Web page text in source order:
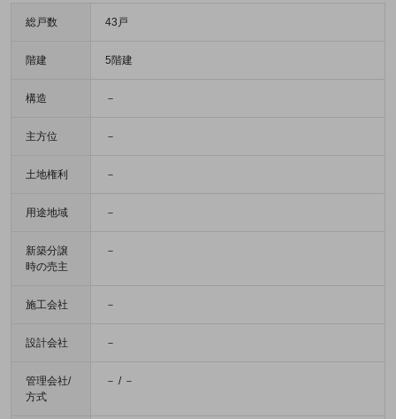
総戸数 43戸
階建 5階建
構造 －
主方位 －
土地権利 －
用途地域 －
新築分譲
時の売主
－
施工会社 －
設計会社 －
管理会社/
方式
－ / －